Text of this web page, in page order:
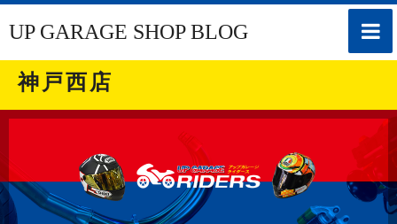
toggle
UP GARAGE SHOP BLOG
神戸西店